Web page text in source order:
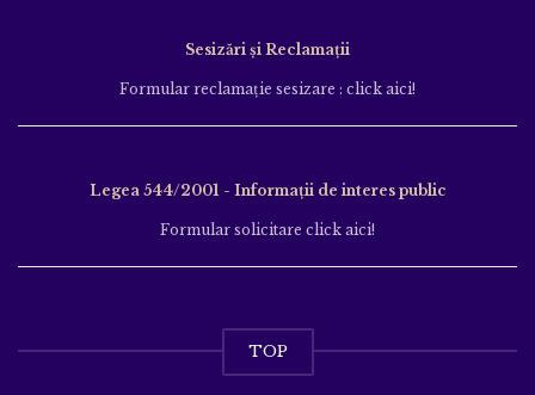
Sesizări și Reclamații
Formular reclamație sesizare : click aici!
Legea 544/2001 - Informații de interes public
Formular solicitare click aici!
TOP